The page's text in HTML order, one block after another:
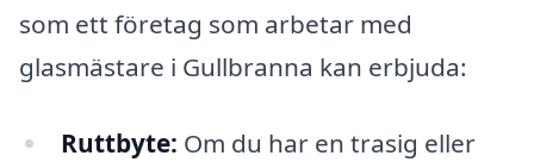
som ett företag som arbetar med
glasmästare i Gullbranna kan erbjuda:
Ruttbyte: Om du har en trasig eller